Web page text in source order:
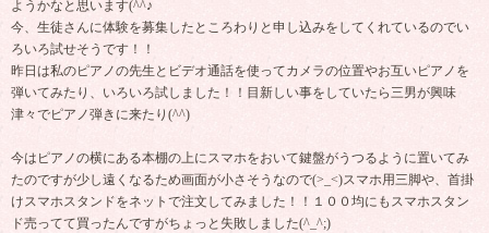
ようかなと思います(^^♪
今、生徒さんに体験を募集したところわりと申し込みをしてくれているのでい
ろいろ試せそうです！！
昨日は私のピアノの先生とビデオ通話を使ってカメラの位置やお互いピアノを
弾いてみたり、いろいろ試しました！！目新しい事をしていたら三男が興味
津々でピアノ弾きに来たり(^^)
今はピアノの横にある本棚の上にスマホをおいて鍵盤がうつるように置いてみ
たのですが少し遠くなるため画面が小さそうなので(>_<)スマホ用三脚や、首掛
けスマホスタンドをネットで注文してみました！！１００均にもスマホスタン
ド売ってて買ったんですがちょっと失敗しました(^_^;)